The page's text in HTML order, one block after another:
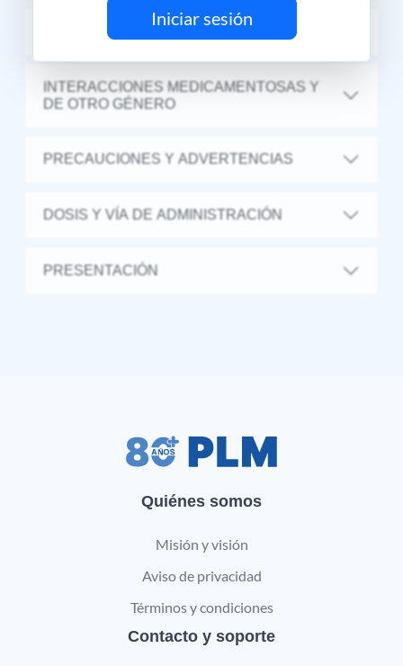
Iniciar sesión
REACCIONES ADVERSAS
INTERACCIONES MEDICAMENTOSAS Y
DE OTRO GÉNERO
PRECAUCIONES Y ADVERTENCIAS
DOSIS Y VÍA DE ADMINISTRACIÓN
PRESENTACIÓN
Quiénes somos
Misión y visión
Aviso de privacidad
Términos y condiciones
Contacto y soporte